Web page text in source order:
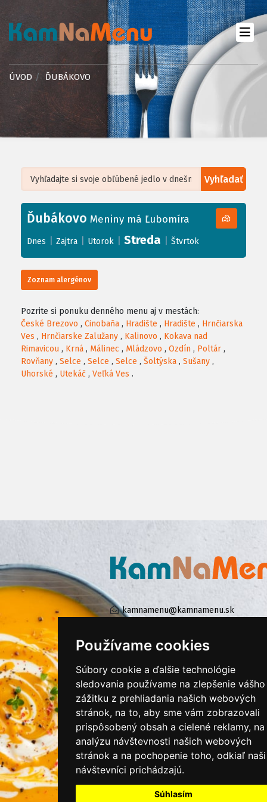
Používame cookies
Súbory cookie a ďalšie technológie
sledovania používame na zlepšenie vášho
zážitku z prehliadania našich webových
stránok, na to, aby sme vám zobrazovali
prispôsobený obsah a cielené reklamy, na
analýzu návštevnosti našich webových
stránok a na pochopenie toho, odkiaľ naši
návštevníci prichádzajú.
Súhlasím
ÚVOD ĎUBÁKOVO
Vyhľadať
+
−
Leaflet| ©OpenStreetMap, Tiles courtesy ofHumanitarian OpenStreetMap
Ďubákovo Meniny má Ľubomíra
Dnes Zajtra Utorok Streda Štvrtok
Zoznam alergénov
Pozrite si ponuku denného menu aj v mestách:
České Brezovo , Cinobaňa , Hradište , Hradište , Hrnčiarska
Ves , Hrnčiarske Zalužany , Kalinovo , Kokava nad
Rimavicou , Krná , Málinec , Mládzovo , Ozdín , Poltár ,
Rovňany , Selce , Selce , Selce , Šoltýska , Sušany ,
Uhorské , Utekáč , Veľká Ves .
kamnamenu@kamnamenu.sk
KONTAKTUJTE NÁS
PRIHLÁSIŤ SA DO ZÁKAZNÍCKEJ ZÓNY
Všeobecné obchodné podmienky
Ochrana osobných údajov
Cookies